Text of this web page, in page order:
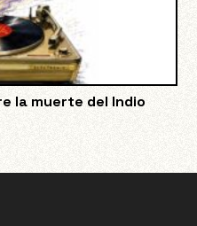
la muerte del Indio